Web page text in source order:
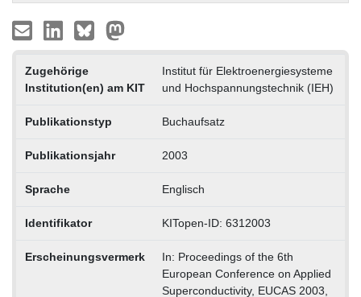
Zugehörige
Institution(en) am KIT
Institut für Elektroenergiesysteme
und Hochspannungstechnik (IEH)
Publikationstyp Buchaufsatz
Publikationsjahr 2003
Sprache Englisch
Identifikator KITopen-ID: 6312003
Erscheinungsvermerk
In: Proceedings of the 6th
European Conference on Applied
Superconductivity, EUCAS 2003,